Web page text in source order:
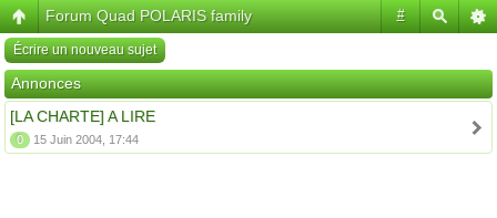
#
Forum Quad POLARIS family
Écrire un nouveau sujet
Annonces
[LA CHARTE] A LIRE
0 15 Juin 2004, 17:44